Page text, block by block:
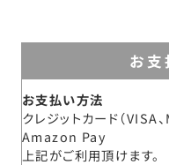
お支
お支払い方法
クレジットカード（VISA
Amazon Pay
上記がご利用頂けます。